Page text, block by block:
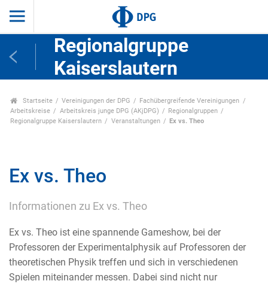
Regionalgruppe
Kaiserslautern
Startseite Vereinigungen der DPG
Fachübergreifende Vereinigungen
Arbeitskreise
Arbeitskreis junge DPG (AKjDPG)
Regionalgruppen
Regionalgruppe Kaiserslautern
Veranstaltungen Ex vs. Theo
Ex vs. Theo
Informationen zu Ex vs. Theo
Ex vs. Theo ist eine spannende Gameshow, bei der
Professoren der Experimentalphysik auf Professoren der
theoretischen Physik treffen und sich in verschiedenen
Spielen miteinander messen. Dabei sind nicht nur